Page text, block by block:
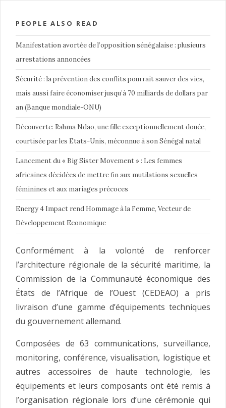
PEOPLE ALSO READ
Manifestation avortée de l’opposition sénégalaise : plusieurs
arrestations annoncées
Sécurité : la prévention des conflits pourrait sauver des vies,
mais aussi faire économiser jusqu’à 70 milliards de dollars par
an (Banque mondiale-ONU)
Découverte: Rahma Ndao, une fille exceptionnellement douée,
courtisée par les Etats-Unis, méconnue à son Sénégal natal
Lancement du « Big Sister Movement » : Les femmes
africaines décidées de mettre fin aux mutilations sexuelles
féminines et aux mariages précoces
Energy 4 Impact rend Hommage à la Femme, Vecteur de
Développement Economique
Conformément à la volonté de renforcer
l’architecture régionale de la sécurité maritime, la
Commission de la Communauté économique des
États de l’Afrique de l’Ouest (CEDEAO) a pris
livraison d’une gamme d’équipements techniques
du gouvernement allemand.
Composées de 63 communications, surveillance,
monitoring, conférence, visualisation, logistique et
autres accessoires de haute technologie, les
équipements et leurs composants ont été remis à
l’organisation régionale lors d’une cérémonie qui